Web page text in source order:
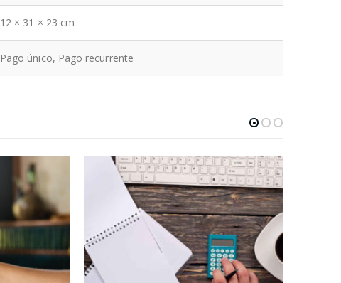
12 × 31 × 23 cm
Pago único, Pago recurrente